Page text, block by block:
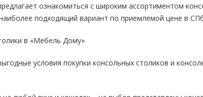
ознакомиться с широким ассортиментом
подходящий вариант по приемлемой цене в
в «Мебель Дому»
условия покупки консольных столиков и